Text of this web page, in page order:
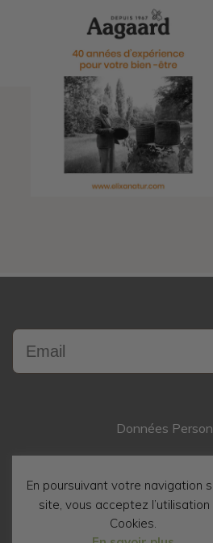
Email
Données
Mentions
En poursuivant votre navigation
site, vous acceptez l’utilisation
Cookies.